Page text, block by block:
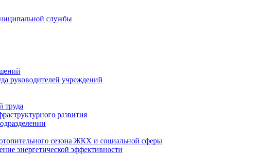
службы
руководителей учреждений
труда
развития
сезона ЖКХ и социальной сферы
энергетической эффективности